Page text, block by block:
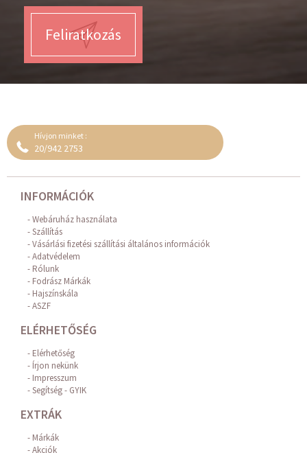
Feliratkozás
Hívjon minket :
20/942 2753
INFORMÁCIÓK
Webáruház használata
Szállítás
Vásárlási fizetési szállítási általános információk
Adatvédelem
Rólunk
Fodrász Márkák
Hajszínskála
ASZF
ELÉRHETŐSÉG
Elérhetőség
Írjon nekünk
Impresszum
Segítség - GYIK
EXTRÁK
Márkák
Akciók